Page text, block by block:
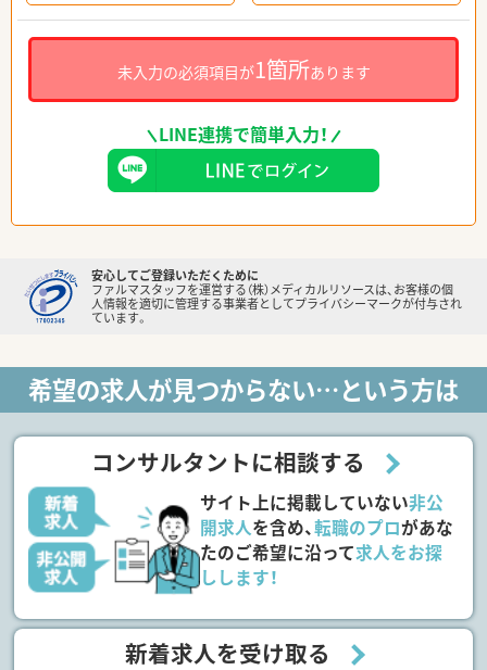
未入力の必須項目が1箇所あります
LINE連携で簡単入力！
安心してご登録いただくために
ファルマスタッフを運営する（株）メディカルリソースは、お客様の個
人情報を適切に管理する事業者としてプライバシーマークが付与され
ています。
希望の求人が見つからない…という方は
コンサルタントに相談する
サイト上に掲載していない非公
開求人を含め、転職のプロがあな
たのご希望に沿って求人をお探
しします！
新着求人を受け取る